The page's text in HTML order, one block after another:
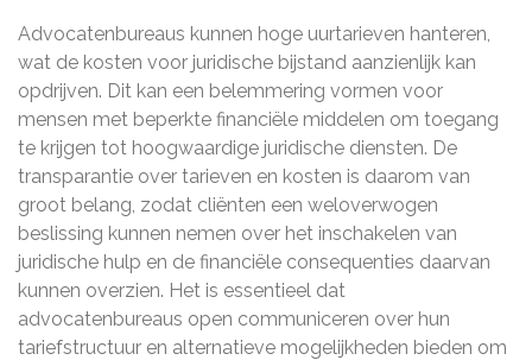
Advocatenbureaus kunnen hoge uurtarieven hanteren,
wat de kosten voor juridische bijstand aanzienlijk kan
opdrijven. Dit kan een belemmering vormen voor
mensen met beperkte financiële middelen om toegang
te krijgen tot hoogwaardige juridische diensten. De
transparantie over tarieven en kosten is daarom van
groot belang, zodat cliënten een weloverwogen
beslissing kunnen nemen over het inschakelen van
juridische hulp en de financiële consequenties daarvan
kunnen overzien. Het is essentieel dat
advocatenbureaus open communiceren over hun
tariefstructuur en alternatieve mogelijkheden bieden om